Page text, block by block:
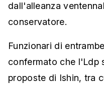
dall'alleanza
conservatore.
Funzionari di
confermato che l'Ldp
proposte di Ishin, tra